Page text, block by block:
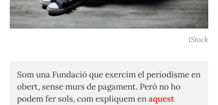
iStock
Som una Fundació que exercim el periodisme en
obert, sense murs de pagament. Però no ho
podem fer sols, com expliquem enaquest